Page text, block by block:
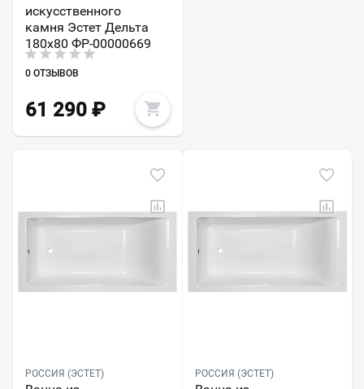
искусственного
камня Эстет Дельта
180х80 ФР-00000669
0 ОТЗЫВОВ
61 290 ₽
РОССИЯ (ЭСТЕТ) РОССИЯ (ЭСТЕТ)